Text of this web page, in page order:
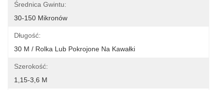
Średnica Gwintu:
30-150 Mikronów
Długość:
30 M / Rolka Lub Pokrojone Na Kawałki
Szerokość:
1,15-3,6 M